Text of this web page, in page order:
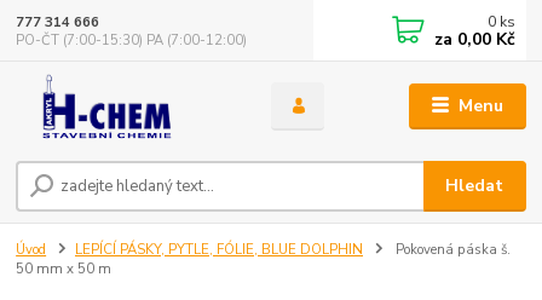
Menu
Hledat
777 314 666
PO-ČT (7:00-15:30) PA (7:00-12:00)
0 ks
za 0,00 Kč
Úvod LEPÍCÍ PÁSKY, PYTLE, FÓLIE, BLUE DOLPHIN
Pokovená páska š.
50 mm x 50 m